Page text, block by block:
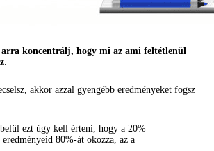
arra koncentrálj, hogy mi az ami feltétlenül
akkor azzal gyengébb eredményeket fogsz
ezt úgy kell érteni, hogy a 20%
80%-át okozza, az a